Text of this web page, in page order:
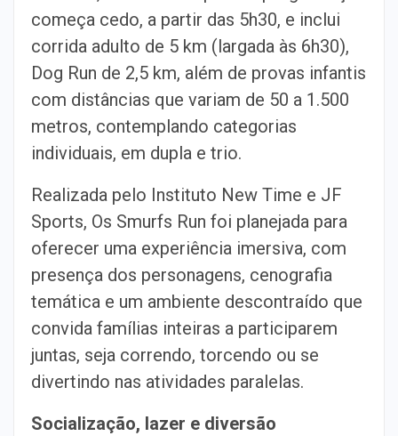
começa cedo, a partir das 5h30, e inclui
corrida adulto de 5 km (largada às 6h30),
Dog Run de 2,5 km, além de provas infantis
com distâncias que variam de 50 a 1.500
metros, contemplando categorias
individuais, em dupla e trio.
Realizada pelo Instituto New Time e JF
Sports, Os Smurfs Run foi planejada para
oferecer uma experiência imersiva, com
presença dos personagens, cenografia
temática e um ambiente descontraído que
convida famílias inteiras a participarem
juntas, seja correndo, torcendo ou se
divertindo nas atividades paralelas.
Socialização, lazer e diversão